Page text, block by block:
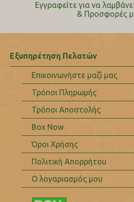
Εγγραφείτε για να
& Προσφορές
Εξυπηρέτηση Πελατών
Επικοινωνήστε μαζί μας
Τρόποι Πληρωμής
Τρόποι Αποστολής
Box Now
Όροι Χρήσης
Πολιτική Απορρήτου
Ο λογαριασμός μου